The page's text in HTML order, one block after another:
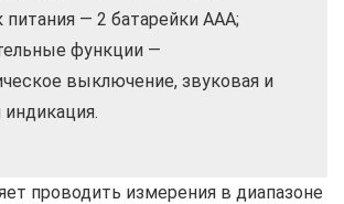
питания — 2 батарейки AAA;
функции —
выключение, звуковая и
проводить измерения в диапазоне